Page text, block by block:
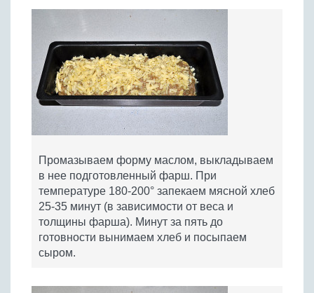
Промазываем форму маслом, выкладываем
в нее подготовленный фарш. При
температуре 180-200° запекаем мясной хлеб
25-35 минут (в зависимости от веса и
толщины фарша). Минут за пять до
готовности вынимаем хлеб и посыпаем
сыром.